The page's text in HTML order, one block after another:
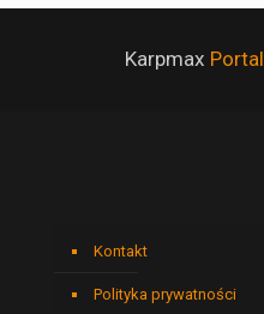
Karpmax Portal
Kontakt
Polityka prywatności